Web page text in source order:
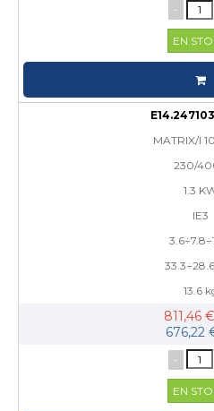
-
EN
MATRIX/I
230/
1.3
IE3
13.6
811,46
676,22
-
EN